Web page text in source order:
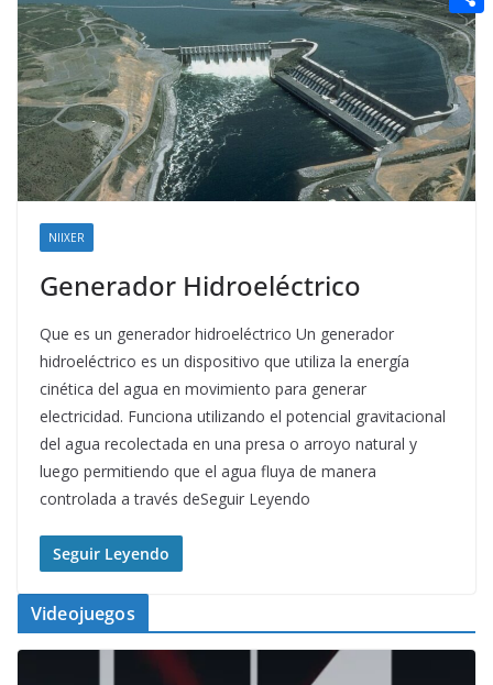
NIIXER
Generador Hidroeléctrico
Que es un generador hidroeléctrico Un generador
hidroeléctrico es un dispositivo que utiliza la energía
cinética del agua en movimiento para generar
electricidad. Funciona utilizando el potencial gravitacional
del agua recolectada en una presa o arroyo natural y
luego permitiendo que el agua fluya de manera
controlada a través deSeguir Leyendo
Seguir Leyendo
Videojuegos
n
g
e
r
e
r
e
r
e
s
t
a
i
l
e
d
d
i
t
C
o
m
p
a
r